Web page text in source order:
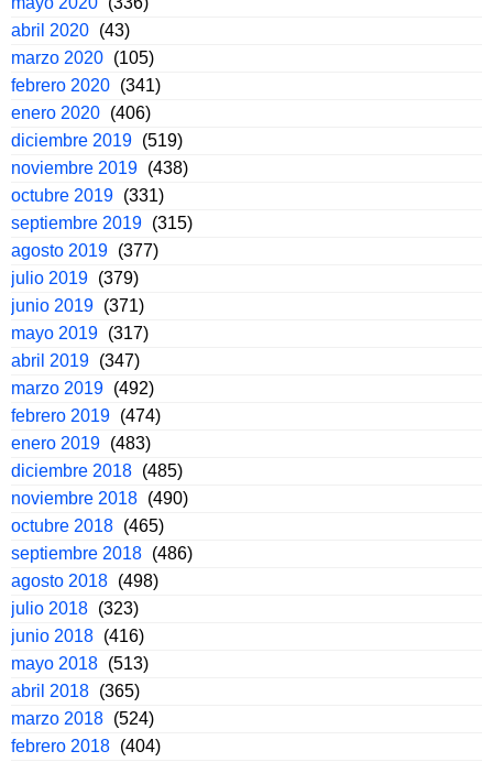
abril 2020 (43)
marzo 2020 (105)
febrero 2020 (341)
enero 2020 (406)
diciembre 2019 (519)
noviembre 2019 (438)
octubre 2019 (331)
septiembre 2019 (315)
agosto 2019 (377)
julio 2019 (379)
junio 2019 (371)
mayo 2019 (317)
abril 2019 (347)
marzo 2019 (492)
febrero 2019 (474)
enero 2019 (483)
diciembre 2018 (485)
noviembre 2018 (490)
octubre 2018 (465)
septiembre 2018 (486)
agosto 2018 (498)
julio 2018 (323)
junio 2018 (416)
mayo 2018 (513)
abril 2018 (365)
marzo 2018 (524)
febrero 2018 (404)